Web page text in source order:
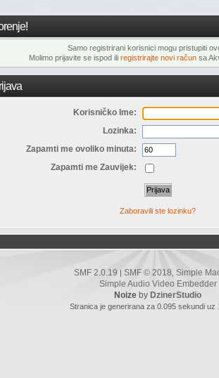
Samo registrirani korisnici mogu pristupiti
Molimo prijavite se ispod ili registrirajte novi računsa
Korisničko Ime:
Lozinka:
Zapamti me ovoliko minuta:
Zapamti me Zauvijek:
Zaboravili ste lozinku?
SMF 2.0.19 SMF © 2018 Simple
Simple Audio Video Embedder
Noize by DzinerStudio
Stranica je generirana za 0.095 sekundi uz